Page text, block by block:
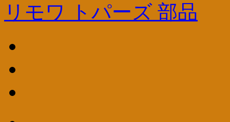
リモワ トパーズ 部品